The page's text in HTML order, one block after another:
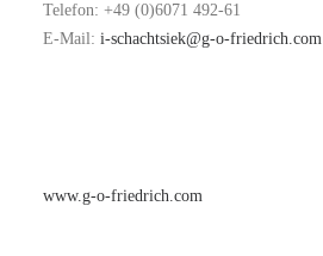
Telefon: +49 (0)6071 492-61
E-Mail: i-schachtsiek@g-o-friedrich.com
www.g-o-friedrich.com